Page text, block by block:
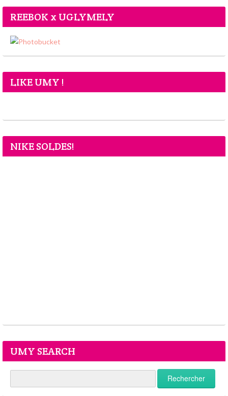
REEBOK x UGLYMELY
LIKE UMY !
NIKE SOLDES!
UMY SEARCH